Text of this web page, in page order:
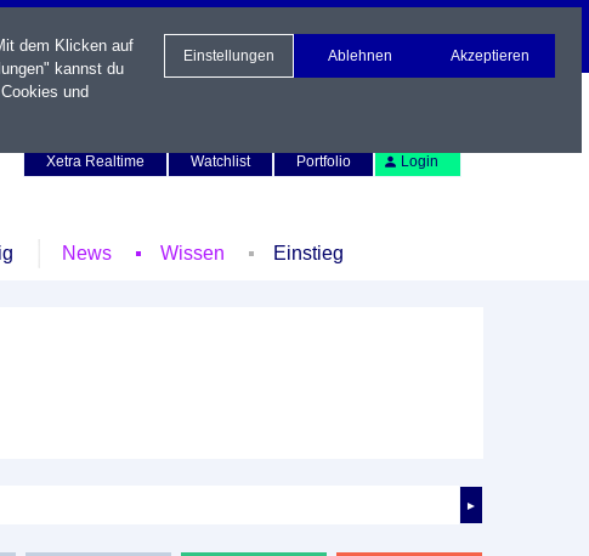
Xetra Realtime
Watchlist Portfolio Login
News Wissen Einstieg
►
dem Klicken auf
kannst du
und
Einstellungen Ablehnen Akzeptieren